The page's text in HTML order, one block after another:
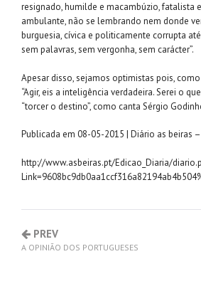
resignado, humilde e macambúzio,
ambulante, não se lembrando nem donde
burguesia, cívica e politicamente corrupta
sem palavras, sem vergonha, sem carácter”.
Apesar disso, sejamos optimistas pois,
“Agir, eis a inteligência verdadeira. Serei o
“torcer o destino”, como canta Sérgio
Publicada em 08-05-2015 | Diário as beiras
http://www.asbeiras.pt/Edicao_Diaria/
PREV
A OPINIÃO DOS PORTUGUESES